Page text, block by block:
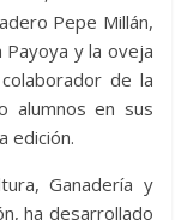
Pepe Millán,
Payoya y la oveja
de la
alumnos en sus
edición.
Ganadería y
ha desarrollado